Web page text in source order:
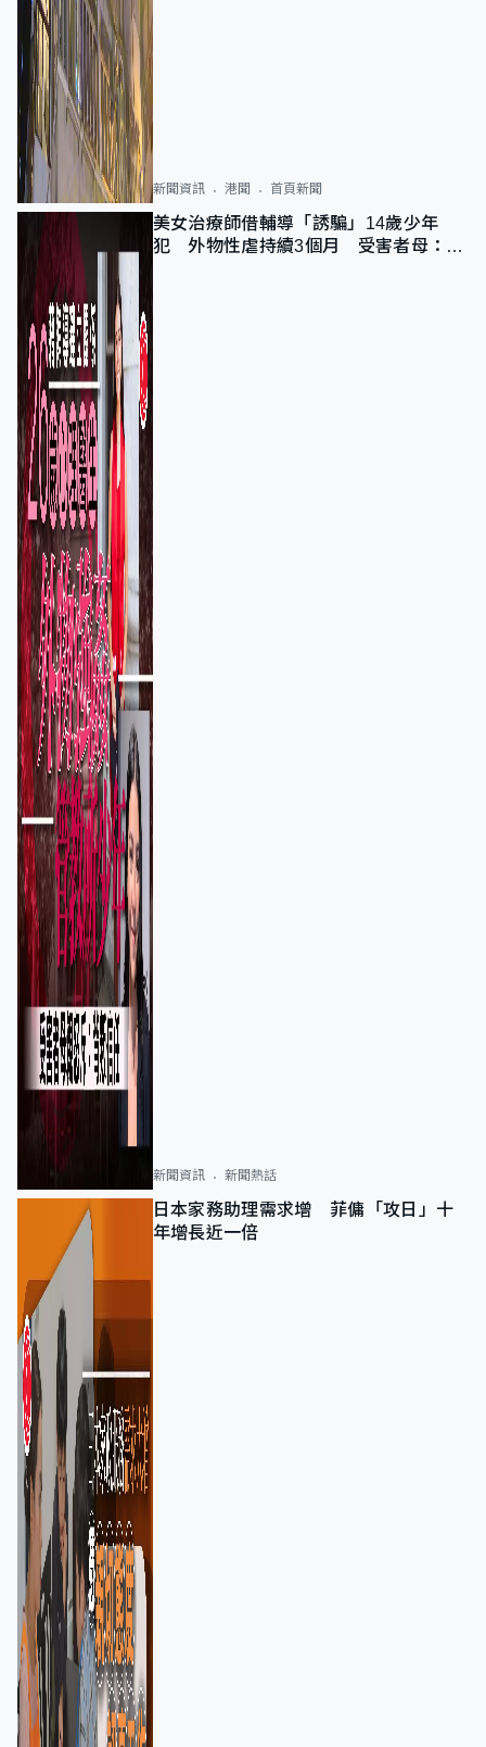
新聞資訊 港聞 首頁新聞
美女治療師借輔導「誘騙」14歲少年
犯 外物性虐持續3個月 受害者母：要
新聞資訊 新聞熱話
日本家務助理需求增 菲傭「攻日」十
年增長近一倍